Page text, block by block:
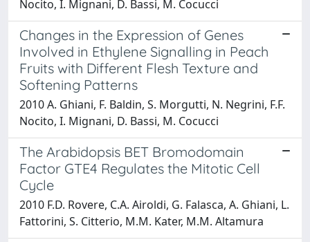
Nocito, I. Mignani, D. Bassi, M. Cocucci
Changes in the Expression of Genes
Involved in Ethylene Signalling in Peach
Fruits with Different Flesh Texture and
Softening Patterns
2010 A. Ghiani, F. Baldin, S. Morgutti, N. Negrini, F.F.
Nocito, I. Mignani, D. Bassi, M. Cocucci
The Arabidopsis BET Bromodomain
Factor GTE4 Regulates the Mitotic Cell
Cycle
2010 F.D. Rovere, C.A. Airoldi, G. Falasca, A. Ghiani, L.
Fattorini, S. Citterio, M.M. Kater, M.M. Altamura